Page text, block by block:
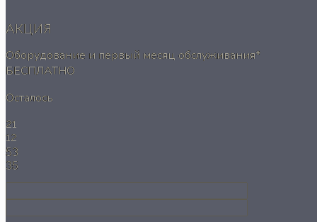
АКЦИЯ
Оборудование и первый месяц обслуживания*
БЕСПЛАТНО
Осталось
21
12
53
34